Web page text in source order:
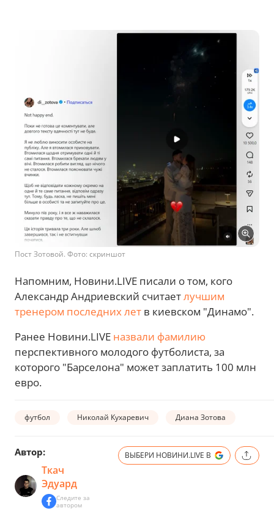
Пост Зотовой. Фото: скриншот
Напомним, Новини.LIVE писали о том, кого
Александр Андриевский считаетлучшим
тренером последних лет в киевском "Динамо".
Ранее Новини.LIVE назвали фамилию
перспективного молодого футболиста, за
которого "Барселона" может заплатить 100 млн
евро.
футбол Николай Кухаревич Диана Зотова
Автор:
Ткач
Эдуард
Следите за
автором
ВЫБЕРИ НОВИНИ.LIVE В